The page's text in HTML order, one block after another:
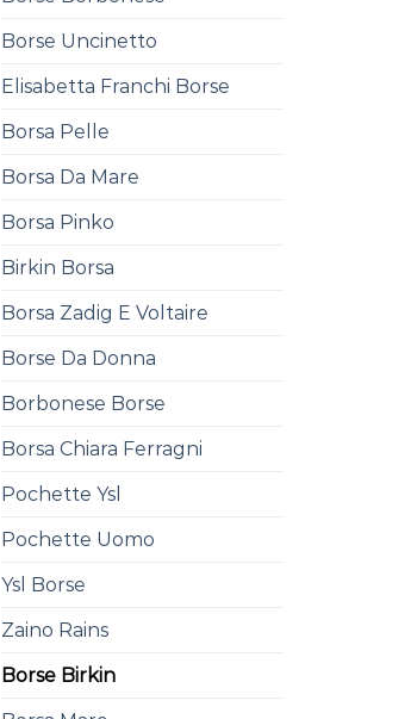
Borse Uncinetto
Elisabetta Franchi Borse
Borsa Pelle
Borsa Da Mare
Borsa Pinko
Birkin Borsa
Borsa Zadig E Voltaire
Borse Da Donna
Borbonese Borse
Borsa Chiara Ferragni
Pochette Ysl
Pochette Uomo
Ysl Borse
Zaino Rains
Borse Birkin